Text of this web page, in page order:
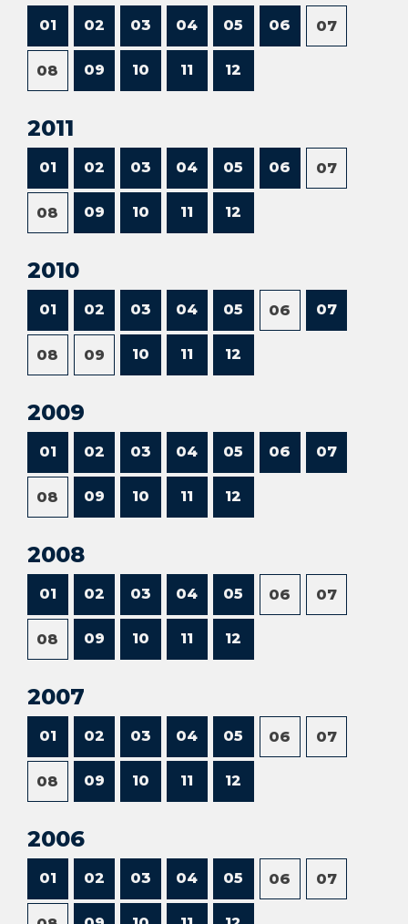
01 02 03 04 05 06 07
08 09 10 11 12
2011
01 02 03 04 05 06 07
08 09 10 11 12
2010
01 02 03 04 05 06 07
08 09 10 11 12
2009
01 02 03 04 05 06 07
08 09 10 11 12
2008
01 02 03 04 05 06 07
08 09 10 11 12
2007
01 02 03 04 05 06 07
08 09 10 11 12
2006
01 02 03 04 05 06 07